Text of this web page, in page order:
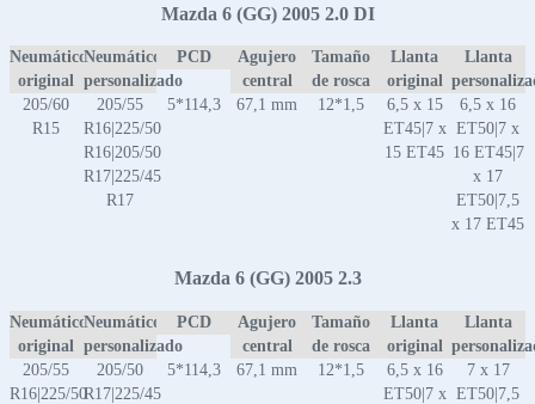
Mazda 6 (GG) 2005 2.0 DI
Neumático
original
Neumático
personalizado
PCD
Agujero
central
Tamaño
de rosca
Llanta
original
Llanta
205/60
R15
205/55
R16|225/50
R16|205/50
R17|225/45
R17
5*114,3 67,1 mm 12*1,5
6,5 x 15
ET45|7 x
15 ET45
6,5 x 16
ET50|7 x
16 ET45|7
x 17
ET50|7,5
x 17 ET45
Mazda 6 (GG) 2005 2.3
Neumático
original
Neumático
personalizado
PCD
Agujero
central
Tamaño
de rosca
Llanta
original
Llanta
205/55
R16|225/50
205/50
R17|225/45
5*114,3 67,1 mm 12*1,5
6,5 x 16
ET50|7 x
7 x 17
ET50|7,5